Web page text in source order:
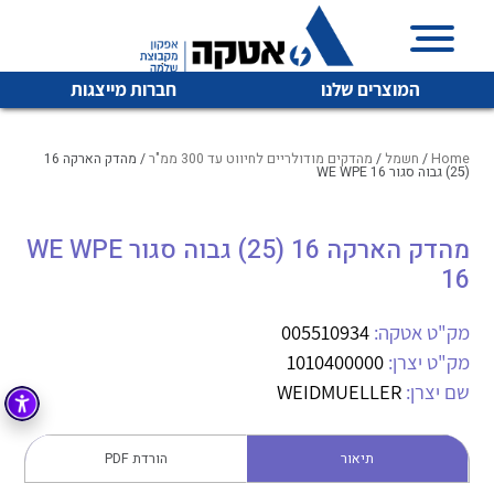
המוצרים שלנו חברות מייצגות
איכות | שרות | זמינות
מיתוג, בקרה , ואינסטלציה חשמלית ופעילה ב7 תחומים:
חשמל מיתוג ואינסטלציה חשמלית
קופסאות וארונות לחשמל, בקרה ואלקטרוניקה
לכל מוצרי היצרן לכל מוצרי היצרן
לכל מוצרי היצרן לכל מוצרי היצרן
Home
/ חשמל / מהדקים מודולריים לחיווט עד 300 ממ"ר / מהדק הארקה 16
(25) גבוה סגור WE WPE 16
מהדק הארקה 16 (25) גבוה סגור WE WPE
16
מק"ט אטקה: 005510934
מק"ט יצרן: 1010400000
שם יצרן: WEIDMUELLER
תיאור הורדת PDF